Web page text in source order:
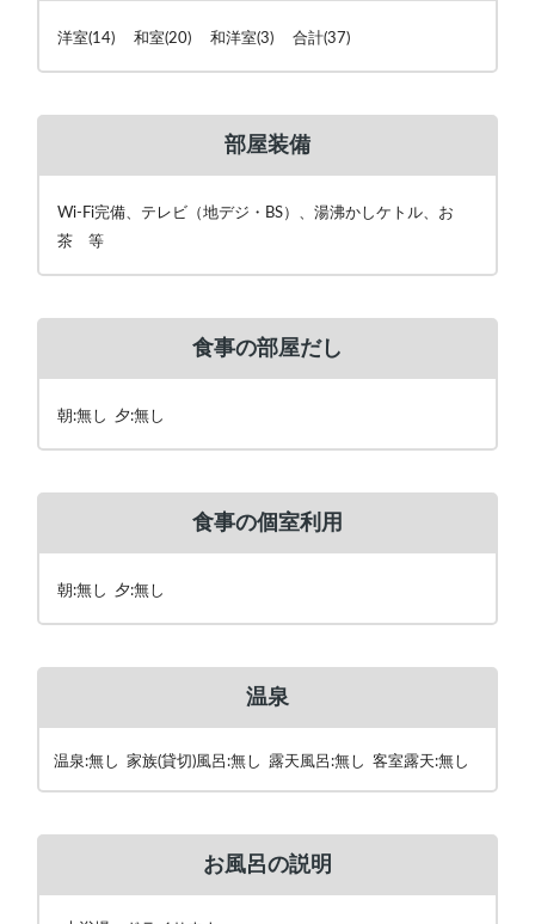
洋室(14) 和室(20) 和洋室(3) 合計(37)
部屋装備
Wi-Fi完備、テレビ（地デジ・BS）、湯沸かしケトル、お
茶 等
食事の部屋だし
朝:無し 夕:無し
食事の個室利用
朝:無し 夕:無し
温泉
温泉:無し 家族(貸切)風呂:無し 露天風呂:無し 客室露天:無し
お風呂の説明